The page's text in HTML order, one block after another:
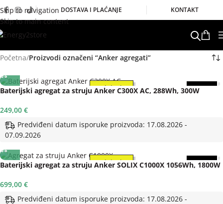
Skip to navigation
Skip to main content
DOSTAVA I PLAĆANJE KONTAKT
Početna/Proizvodi označeni “Anker agregati”
5 god.
U dolasku
Baterijski agregat za struju Anker C300X AC, 288Wh, 300W
249,00 €
Predviđeni datum isporuke proizvoda: 17.08.2026 -
07.09.2026
5 god.
U dolasku
Baterijski agregat za struju Anker SOLIX C1000X 1056Wh, 1800W
699,00 €
Predviđeni datum isporuke proizvoda: 17.08.2026 -